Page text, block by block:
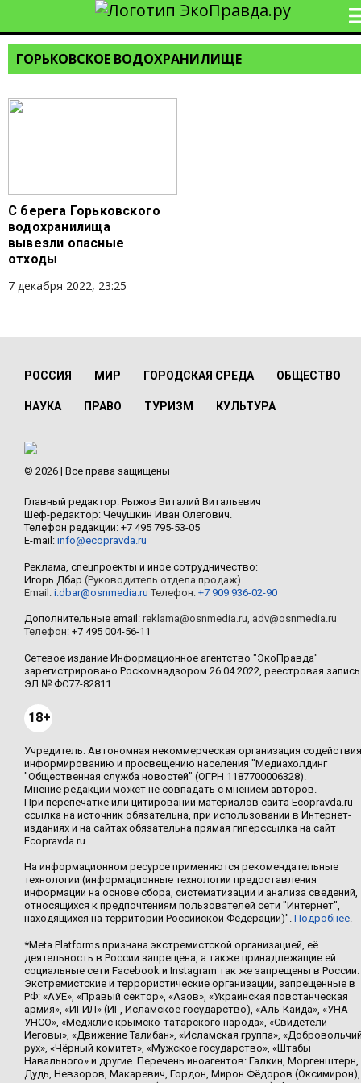
ГОРЬКОВСКОЕ ВОДОХРАНИЛИЩЕ
С берега Горьковского
водохранилища
вывезли опасные
отходы
7 декабря 2022, 23:25
РОССИЯ МИР ГОРОДСКАЯ СРЕДА ОБЩЕСТВО
НАУКА ПРАВО ТУРИЗМ КУЛЬТУРА
© 2026 | Все права защищены
Главный редактор: Рыжов Виталий Витальевич
Шеф-редактор: Чечушкин Иван Олегович.
Телефон редакции: +7 495 795-53-05
E-mail: info@ecopravda.ru
Реклама, спецпроекты и иное сотрудничество:
Игорь Дбар (Руководитель отдела продаж)
Email: i.dbar@osnmedia.ru Телефон: +7 909 936-02-90
Дополнительные email: reklama@osnmedia.ru, adv@osnmedia.ru
Телефон: +7 495 004-56-11
Сетевое издание Информационное агентство "ЭкоПравда"
зарегистрировано Роскомнадзором 26.04.2022, реестровая запись
ЭЛ № ФС77-82811.
18+
Учредитель: Автономная некоммерческая организация содействия
информированию и просвещению населения "Медиахолдинг
"Общественная служба новостей" (ОГРН 1187700006328).
Мнение редакции может не совпадать с мнением авторов.
При перепечатке или цитировании материалов сайта Ecopravda.ru
ссылка на источник обязательна, при использовании в Интернет-
изданиях и на сайтах обязательна прямая гиперссылка на сайт
Ecopravda.ru.
На информационном ресурсе применяются рекомендательные
технологии (информационные технологии предоставления
информации на основе сбора, систематизации и анализа сведений,
относящихся к предпочтениям пользователей сети "Интернет",
находящихся на территории Российской Федерации)". Подробнее.
*Meta Platforms признана экстремистской организацией, её
деятельность в России запрещена, а также принадлежащие ей
социальные сети Facebook и Instagram так же запрещены в России.
Экстремистские и террористические организации, запрещенные в
РФ: «АУЕ», «Правый сектор», «Азов», «Украинская повстанческая
армия», «ИГИЛ» (ИГ, Исламское государство), «Аль-Каида», «УНА-
УНСО», «Меджлис крымско-татарского народа», «Свидетели
Иеговы», «Движение Талибан», «Исламская группа»,
рух», «Чёрный комитет», «Мужское государство», «Штабы
Навального» и другие. Перечень иноагентов: Галкин, Моргенштерн,
Дудь, Невзоров, Макаревич, Гордон, Мирон Фёдоров (Оксимирон),